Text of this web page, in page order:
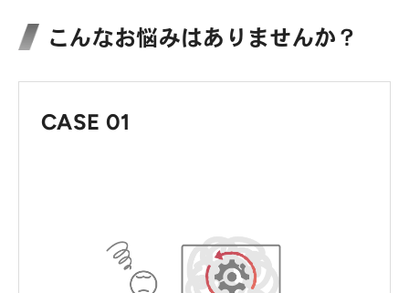
こんなお悩みはありませんか？
CASE 01